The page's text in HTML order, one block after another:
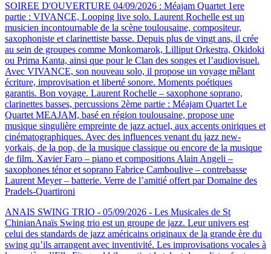
SOIREE D'OUVERTURE 04/09/2026 : Méajam Quartet 1ere
partie : VIVANCE, Looping live solo. Laurent Rochelle est un
musicien incontournable de la scène toulousaine, compositeur,
saxophoniste et clarinettiste basse. Depuis plus de vingt ans, il crée
au sein de groupes comme Monkomarok, Lilliput Orkestra, Okidoki
ou Prima Kanta, ainsi que pour le Clan des songes et l’audiovisuel.
Avec VIVANCE, son nouveau solo, il propose un voyage mêlant
écriture, improvisation et liberté sonore. Moments poétiques
garantis. Bon voyage. Laurent Rochelle – saxophone soprano,
clarinettes basses, percussions 2ème partie : Méajam Quartet Le
Quartet MEAJAM, basé en région toulousaine, propose une
musique singulière empreinte de jazz actuel, aux accents oniriques et
cinématographiques. Avec des influences venant du jazz new-
yorkais, de la pop, de la musique classique ou encore de la musique
de film. Xavier Faro – piano et compositions Alain Angeli –
saxophones ténor et soprano Fabrice Camboulive – contrebasse
Laurent Meyer – batterie. Verre de l’amitié offert par Domaine des
Pradels-Quartironi
ANAIS SWING TRIO - 05/09/2026 - Les Musicales de St
ChinianAnaïs Swing trio est un groupe de jazz. Leur univers est
celui des standards de jazz américains originaux de la grande ère du
swing qu’ils arrangent avec inventivité. Les improvisations vocales à